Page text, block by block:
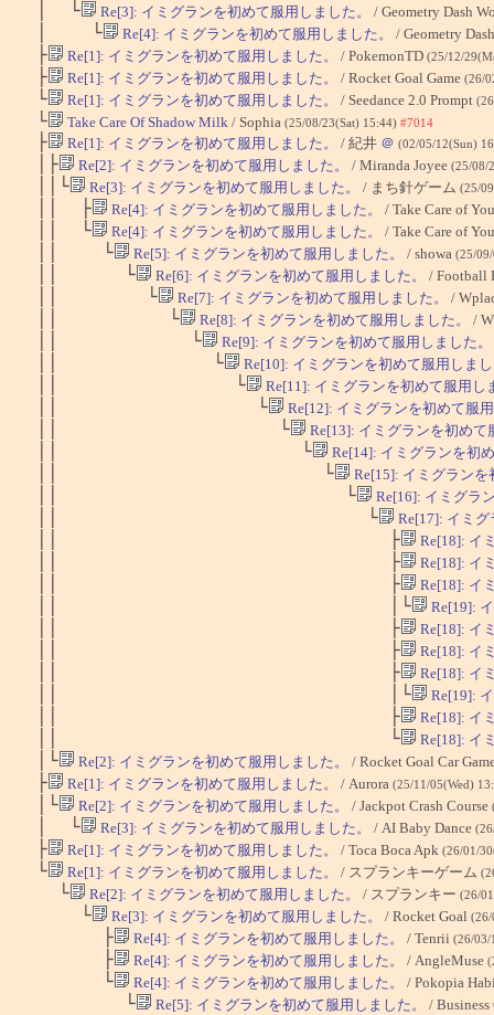
│ └ Re[3]: イミグランを初めて服用しました。 / Geometry Dash
│ └ Re[4]: イミグランを初めて服用しました。 / Geometry
├ Re[1]: イミグランを初めて服用しました。 / PokemonTD (25/12/
├ Re[1]: イミグランを初めて服用しました。 / Rocket Goal Game (26/
└ Re[1]: イミグランを初めて服用しました。 / Seedance 2.0 Prompt
└ Take Care Of Shadow Milk / Sophia (25/08/23(Sat) 15:44) #7014
├ Re[1]: イミグランを初めて服用しました。 / 紀井 ＠ (02/05/12(Sun)
│├ Re[2]: イミグランを初めて服用しました。 / Miranda Joyee (25/08/
││└ Re[3]: イミグランを初めて服用しました。 / まち針ゲーム (25/
││ ├ Re[4]: イミグランを初めて服用しました。 / Take Care of
││ └ Re[4]: イミグランを初めて服用しました。 / Take Care of
││ └ Re[5]: イミグランを初めて服用しました。 / showa (25/
││ └ Re[6]: イミグランを初めて服用しました。 / Football
││ └ Re[7]: イミグランを初めて服用しました。 /
││ └ Re[8]: イミグランを初めて服用しました。 /
││ └ Re[9]: イミグランを初めて服用しました。
││ └ Re[10]: イミグランを初めて服用しま
││ └ Re[11]: イミグランを初めて服用し
││ └ Re[12]: イミグランを初めて服
││ └ Re[13]: イミグランを初めて
││ └ Re[14]: イミグランを初
││ └ Re[15]: イミグラン
││ └ Re[16]: イミグラ
││ └ Re[17]: イミ
││ ├ Re[18]: イ
││ ├ Re[18]: イ
││ ├ Re[18]: イ
││ │└ Re[19]:
││ ├ Re[18]: イ
││ ├ Re[18]: イ
││ ├ Re[18]: イ
││ │└ Re[19]:
││ ├ Re[18]: イ
││ └ Re[18]: イ
│└ Re[2]: イミグランを初めて服用しました。 / Rocket Goal Car
├ Re[1]: イミグランを初めて服用しました。 / Aurora (25/11/05(Wed)
│└ Re[2]: イミグランを初めて服用しました。 / Jackpot Crash Course
│ └ Re[3]: イミグランを初めて服用しました。 / AI Baby Dance
├ Re[1]: イミグランを初めて服用しました。 / Toca Boca Apk (26/01/
└ Re[1]: イミグランを初めて服用しました。 / スプランキーゲーム
└ Re[2]: イミグランを初めて服用しました。 / スプランキー (26/
└ Re[3]: イミグランを初めて服用しました。 / Rocket Goal (26/
├ Re[4]: イミグランを初めて服用しました。 / Tenrii (26/03/
├ Re[4]: イミグランを初めて服用しました。 / AngleMuse
└ Re[4]: イミグランを初めて服用しました。 / Pokopia
└ Re[5]: イミグランを初めて服用しました。 / Business